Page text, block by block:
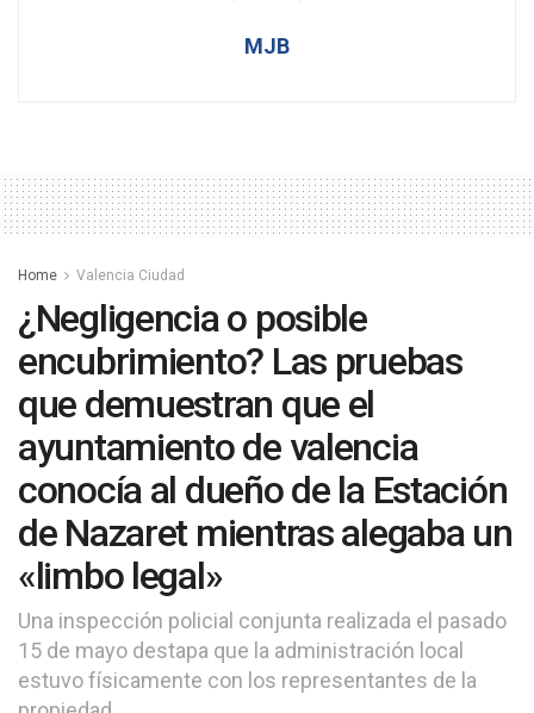
MJB
Home Valencia Ciudad
¿Negligencia o posible
encubrimiento? Las pruebas
que demuestran que el
ayuntamiento de valencia
conocía al dueño de la Estación
de Nazaret mientras alegaba un
«limbo legal»
Una inspección policial conjunta realizada el pasado
15 de mayo destapa que la administración local
estuvo físicamente con los representantes de la